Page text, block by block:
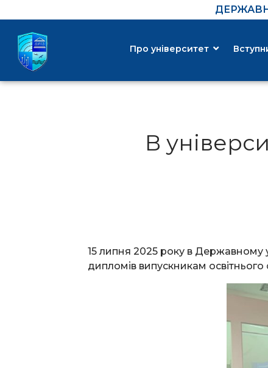
Про університет
В
15 липня 2025 року в Державному
дипломів випускникам освітнього